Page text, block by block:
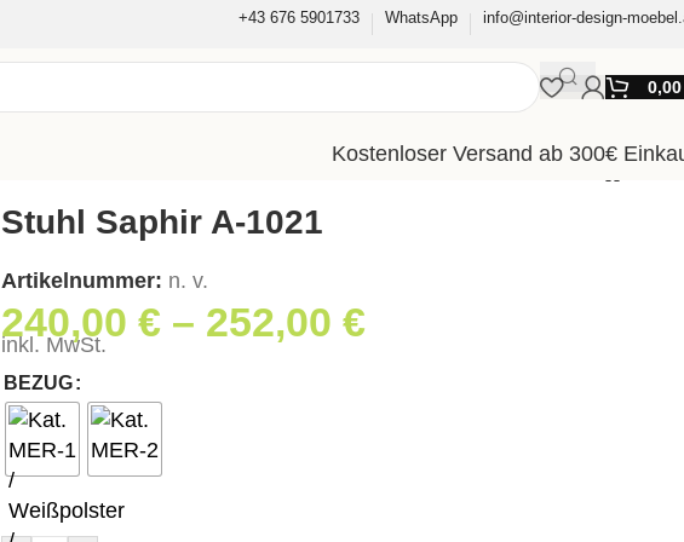
+43 676 5901733 WhatsApp info@interior-design-
Kostenloser Versand ab 300€
Stuhl Saphir A-1021
Artikelnummer: n. v.
240,00 €– 252,00 €
inkl. MwSt.
BEZUG